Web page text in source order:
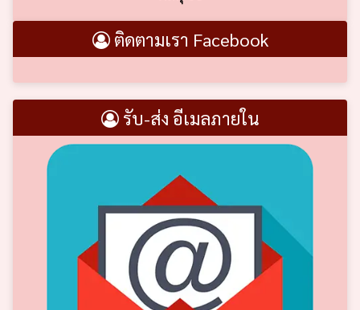
ติดตามเรา Facebook
รับ-ส่ง อีเมลภายใน